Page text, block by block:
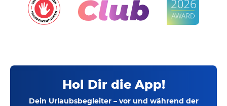
Hol Dir die App!
Dein Urlaubsbegleiter – vor und während der